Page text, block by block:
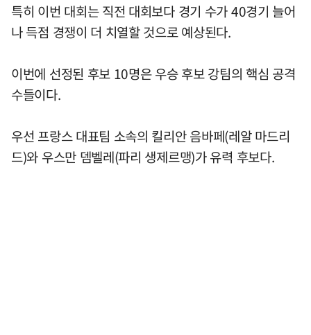
특히 이번 대회는 직전 대회보다 경기 수가 40경기 늘어
나 득점 경쟁이 더 치열할 것으로 예상된다.
이번에 선정된 후보 10명은 우승 후보 강팀의 핵심 공격
수들이다.
우선 프랑스 대표팀 소속의 킬리안 음바페(레알 마드리
드)와 우스만 뎀벨레(파리 생제르맹)가 유력 후보다.